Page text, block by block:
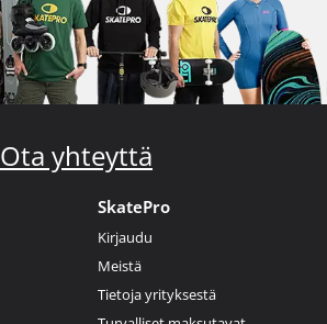
Ota yhteyttä
SkatePro
Kirjaudu
Meistä
Tietoja yrityksestä